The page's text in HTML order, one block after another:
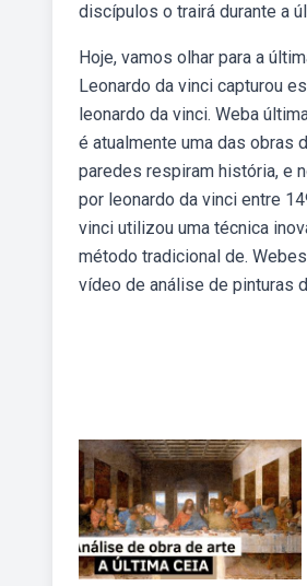
discípulos o trairá durante a
Hoje, vamos olhar para a
Leonardo da vinci capturou
leonardo da vinci. Weba
é atualmente uma das obras
paredes respiram história, e
por leonardo da vinci entre
vinci utilizou uma técnica
método tradicional de.
vídeo de análise de pinturas